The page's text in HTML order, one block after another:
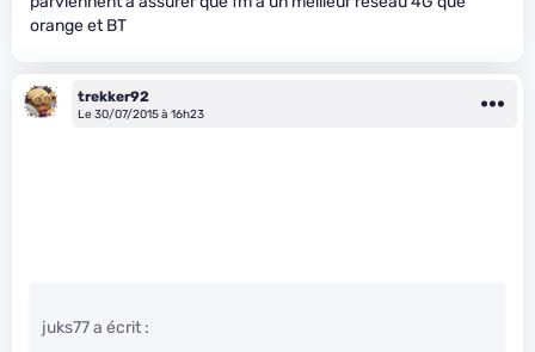
orange et BT
trekker92
Le 30/07/2015 à 16h23
juks77 a écrit :